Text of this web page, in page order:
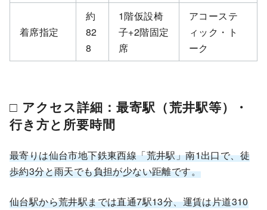
着席指定
約
82
8
1階仮設椅
子+2階固定
席
アコーステ
ィック・ト
ーク
□ アクセス詳細：最寄駅（荒井駅等）・
行き方と所要時間
最寄りは仙台市地下鉄東西線「荒井駅」南1出口で、徒
歩約3分と雨天でも負担が少ない距離です。
仙台駅から荒井駅までは直通7駅13分、運賃は片道310